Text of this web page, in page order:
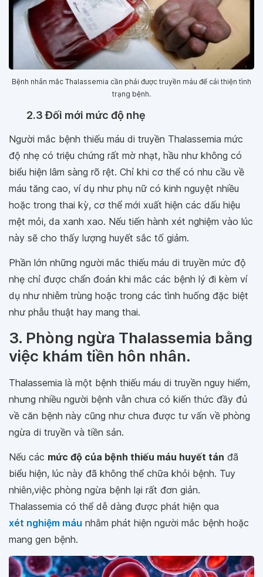
Bệnh nhân mắc Thalassemia cần phải được truyền máu để cải thiện tình
trạng bệnh.
2.3 Đối mới mức độ nhẹ
Người mắc bệnh thiếu máu di truyền Thalassemia mức
độ nhẹ có triệu chứng rất mờ nhạt, hầu như không có
biểu hiện lâm sàng rõ rệt. Chỉ khi cơ thể có nhu cầu về
máu tăng cao, ví dụ như phụ nữ có kinh nguyệt nhiều
hoặc trong thai kỳ, cơ thể mới xuất hiện các dấu hiệu
mệt mỏi, da xanh xao. Nếu tiến hành xét nghiệm vào lúc
này sẽ cho thấy lượng huyết sắc tố giảm.
Phần lớn những người mắc thiếu máu di truyền mức độ
nhẹ chỉ được chẩn đoán khi mắc các bệnh lý đi kèm ví
dụ như nhiễm trùng hoặc trong các tình huống đặc biệt
như phẫu thuật hay mang thai.
3. Phòng ngừa Thalassemia bằng
việc khám tiền hôn nhân.
Thalassemia là một bệnh thiếu máu di truyền nguy hiểm,
nhưng nhiều người bệnh vẫn chưa có kiến thức đầy đủ
về căn bệnh này cũng như chưa được tư vấn về phòng
ngừa di truyền và tiền sản.
Nếu các mức độ của bệnh thiếu máu huyết tán đã
biểu hiện, lúc này đã không thể chữa khỏi bệnh. Tuy
nhiên,việc phòng ngừa bệnh lại rất đơn giản.
Thalassemia có thể dễ dàng được phát hiện qua
xét nghiệm máu nhằm phát hiện người mắc bệnh hoặc
mang gen bệnh.